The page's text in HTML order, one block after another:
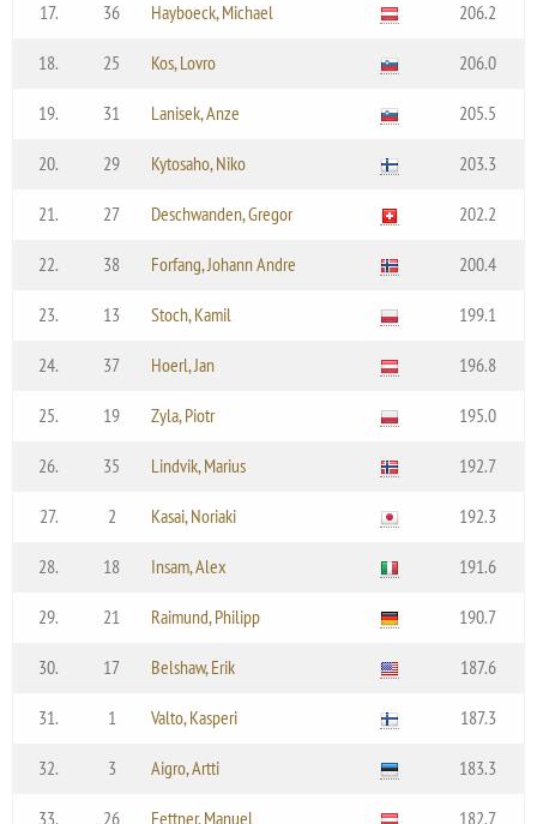
17. 36 Hayboeck, Michael 206.2
18. 25 Kos, Lovro 206.0
19. 31 Lanisek, Anze 205.5
20. 29 Kytosaho, Niko 203.3
21. 27 Deschwanden, Gregor 202.2
22. 38 Forfang, Johann Andre 200.4
23. 13 Stoch, Kamil 199.1
24. 37 Hoerl, Jan 196.8
25. 19 Zyla, Piotr 195.0
26. 35 Lindvik, Marius 192.7
27. 2 Kasai, Noriaki 192.3
28. 18 Insam, Alex 191.6
29. 21 Raimund, Philipp 190.7
30. 17 Belshaw, Erik 187.6
31. 1 Valto, Kasperi 187.3
32. 3 Aigro, Artti 183.3
33. 26 Fettner, Manuel 182.7